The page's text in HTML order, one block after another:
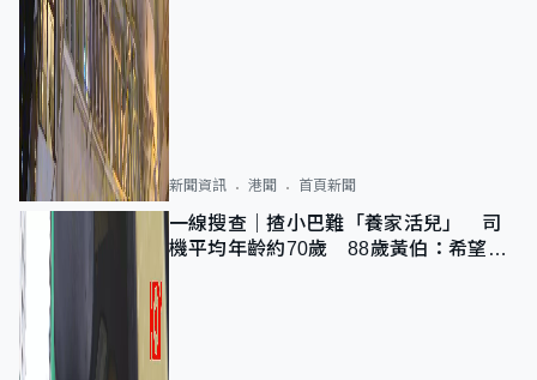
新聞資訊 港聞 首頁新聞
一線搜查｜揸小巴難「養家活兒」 司
機平均年齡約70歲 88歲黃伯：希望一